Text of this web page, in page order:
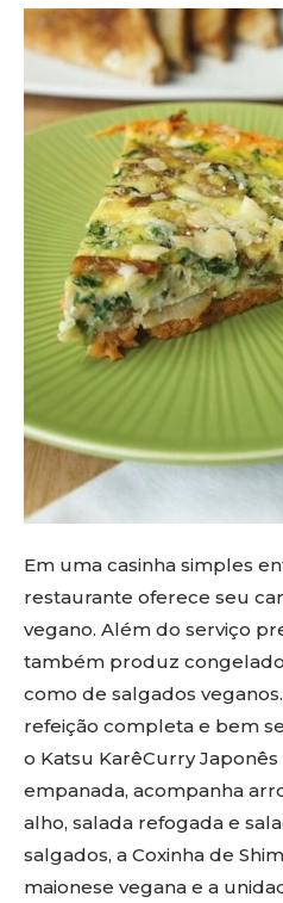
Em uma casinha simples
restaurante oferece seu
vegano. Além do serviço
também produz
como de salgados
refeição completa e bem
o Katsu KarêCurry
empanada, acompanha
alho, salada refogada e
salgados, a Coxinha de
maionese vegana e a